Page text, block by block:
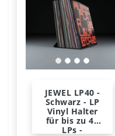
JEWEL LP40 -
Schwarz - LP
Vinyl Halter
für bis zu 40
LPs -